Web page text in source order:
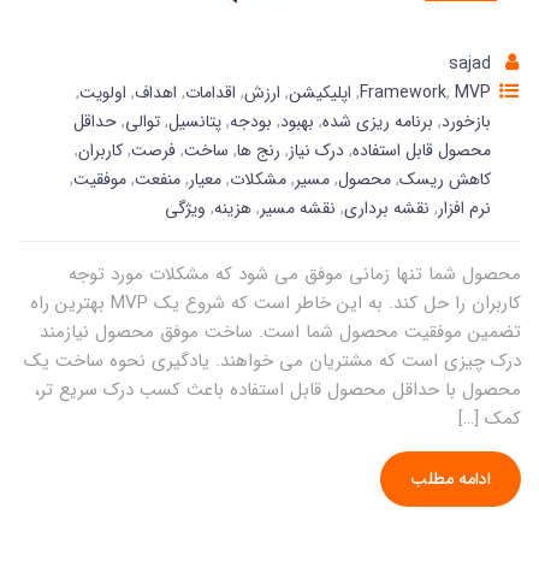
sajad
Framework, MVP
, اپلیکیشن, ارزش, اقدامات, اهداف, اولویت,
بازخورد, برنامه ریزی شده, بهبود, بودجه,پتانسیل,توالی,حداقل
محصول قابل استفاده,درک نیاز, رنج ها, ساخت,فرصت,کاربران,
کاهش ریسک,محصول,مسیر,مشکلات,معیار,منفعت,موفقیت,
نرم افزار, نقشه برداری, نقشه مسیر,هزینه, ویژگی
محصول شما تنها زمانی موفق می شود که مشکلات مورد توجه
کاربران را حل کند. به این خاطر است که شروع یک MVP بهترین راه
تضمین موفقیت محصول شما است. ساخت موفق محصول نیازمند
درک چیزی است که مشتریان می خواهند. یادگیری نحوه ساخت یک
محصول با حداقل محصول قابل استفاده باعث کسب درک سریع تر،
کمک […]
ادامه مطلب